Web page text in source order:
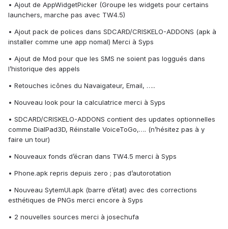
• Ajout de AppWidgetPicker (Groupe les widgets pour certains
launchers, marche pas avec TW4.5)
• Ajout pack de polices dans SDCARD/CRISKELO-ADDONS (apk à
installer comme une app nomal) Merci à Syps
• Ajout de Mod pour que les SMS ne soient pas loggués dans
l’historique des appels
• Retouches icônes du Navaigateur, Email, …..
• Nouveau look pour la calculatrice merci à Syps
• SDCARD/CRISKELO-ADDONS contient des updates optionnelles
comme DialPad3D, Réinstalle VoiceToGo,…. (n’hésitez pas à y
faire un tour)
• Nouveaux fonds d’écran dans TW4.5 merci à Syps
• Phone.apk repris depuis zero ; pas d’autorotation
• Nouveau SytemUI.apk (barre d’état) avec des corrections
esthétiques de PNGs merci encore à Syps
• 2 nouvelles sources merci à josechufa